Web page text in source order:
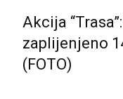
Akcija
zaplijenjeno
(FOTO)